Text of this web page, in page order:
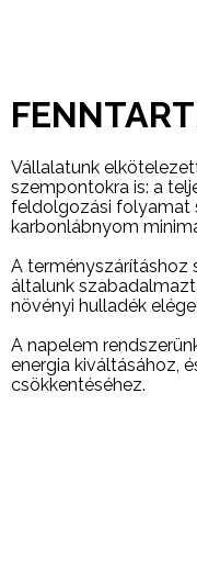
Vállalatunk
szempontokra is: a
feldolgozási folyamat
karbonlábnyom
A terményszárításhoz
általunk
növényi hulladék
A napelem
energia kiváltásához,
csökkentéséhez.